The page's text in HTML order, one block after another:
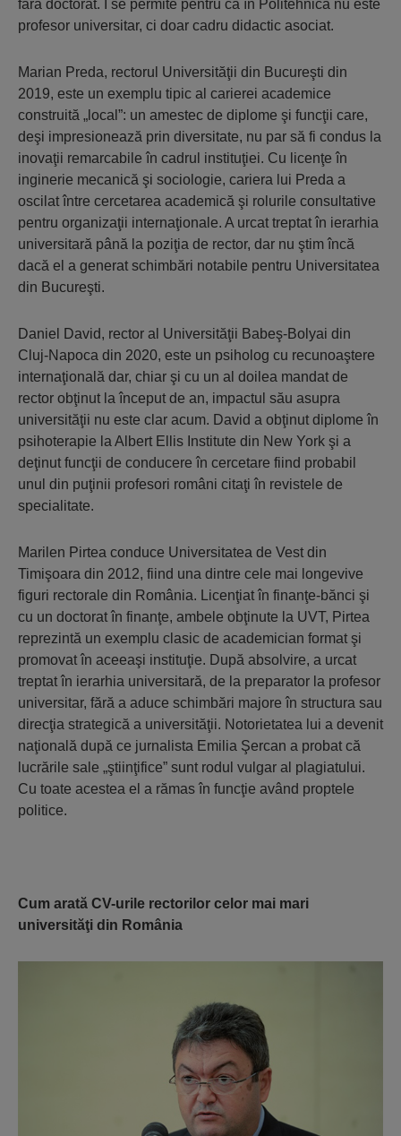
fără doctorat. I se permite pentru că în Politehnică nu este
profesor universitar, ci doar cadru didactic asociat.
Marian Preda, rectorul Universităţii din Bucureşti din
2019, este un exemplu tipic al carierei academice
construită „local”: un amestec de diplome şi funcţii care,
deşi impresionează prin diversitate, nu par să fi condus la
inovaţii remarcabile în cadrul instituţiei. Cu licenţe în
inginerie mecanică şi sociologie, cariera lui Preda a
oscilat între cercetarea academică şi rolurile consultative
pentru organizaţii internaţionale. A urcat treptat în ierarhia
universitară până la poziţia de rector, dar nu ştim încă
dacă el a generat schimbări notabile pentru Universitatea
din Bucureşti.
Daniel David, rector al Universităţii Babeş-Bolyai din
Cluj-Napoca din 2020, este un psiholog cu recunoaştere
internaţională dar, chiar şi cu un al doilea mandat de
rector obţinut la început de an, impactul său asupra
universităţii nu este clar acum. David a obţinut diplome în
psihoterapie la Albert Ellis Institute din New York şi a
deţinut funcţii de conducere în cercetare fiind probabil
unul din puţinii profesori români citaţi în revistele de
specialitate.
Marilen Pirtea conduce Universitatea de Vest din
Timişoara din 2012, fiind una dintre cele mai longevive
figuri rectorale din România. Licenţiat în finanţe-bănci şi
cu un doctorat în finanţe, ambele obţinute la UVT, Pirtea
reprezintă un exemplu clasic de academician format şi
promovat în aceeaşi instituţie. După absolvire, a urcat
treptat în ierarhia universitară, de la preparator la profesor
universitar, fără a aduce schimbări majore în structura sau
direcţia strategică a universităţii. Notorietatea lui a devenit
naţională după ce jurnalista Emilia Şercan a probat că
lucrările sale „ştiinţifice” sunt rodul vulgar al plagiatului.
Cu toate acestea el a rămas în funcţie având proptele
politice.
Cum arată CV-urile rectorilor celor mai mari
universităţi din România